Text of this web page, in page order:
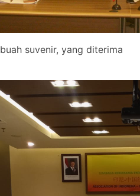
suvenir, yang diterima